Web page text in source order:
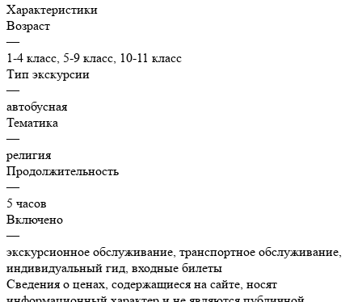
Характеристики
Возраст
—
1-4 класс, 5-9 класс, 10-11 класс
Тип экскурсии
—
автобусная
Тематика
—
религия
Продолжительность
—
5 часов
Включено
—
экскурсионное обслуживание, транспортное обслуживание,
индивидуальный гид, входные билеты
Сведения о ценах, содержащиеся на сайте, носят